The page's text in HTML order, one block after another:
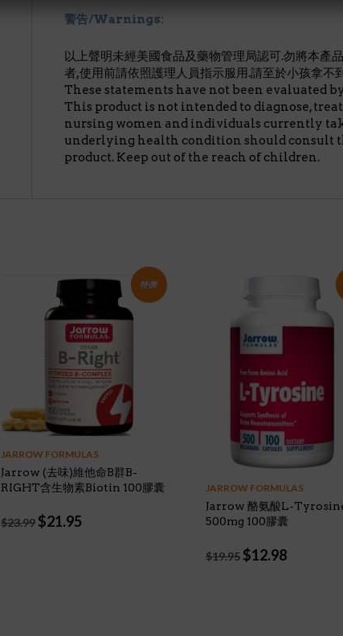
警告/Warnings:
以上聲明未經美國食品及藥物管理局認可.勿將本產
者,使用前請依照護理人員指示服用.請至於小孩拿不
These statements have not been evaluated
This product is not intended to diagnose,
nursing women and individuals currently
underlying health condition should consult
product. Keep out of the reach of children.
特價!
JARROW FORMULAS
Jarrow (去味)維他命B群B-
RIGHT含生物素Biotin 100膠囊
$23.99 Original
$21.95Current
JARROW FORMULAS
Jarrow 酪氨酸L-
500mg 100膠囊
$19.95 Original
$12.98Current